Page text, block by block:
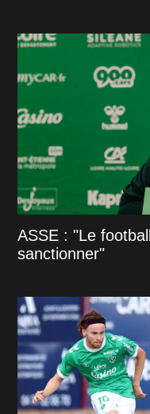
ASSE : "Le
sanctionner"